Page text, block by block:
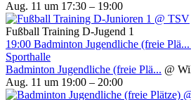
Aug. 11 um 17:30 – 19:00
Fußball Training D-Jugend 1
19:00 Badminton Jugendliche (freie Plä...
Sporthalle
Badminton Jugendliche (freie Plä... @
Aug. 11 um 19:00 – 20:00